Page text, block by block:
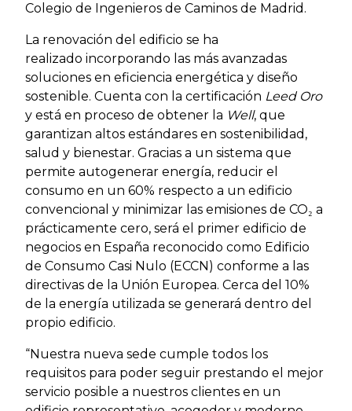
Colegio de Ingenieros de Caminos de Madrid.
La renovación del edificio se ha
realizado incorporando las más avanzadas
soluciones en eficiencia energética y diseño
sostenible. Cuenta con la certificación Leed Oro
y está en proceso de obtener la Well, que
garantizan altos estándares en sostenibilidad,
salud y bienestar. Gracias a un sistema que
permite autogenerar energía, reducir el
consumo en un 60% respecto a un edificio
convencional y minimizar las emisiones de CO₂ a
prácticamente cero, será el primer edificio de
negocios en España reconocido como Edificio
de Consumo Casi Nulo (ECCN) conforme a las
directivas de la Unión Europea. Cerca del 10%
de la energía utilizada se generará dentro del
propio edificio.
“Nuestra nueva sede cumple todos los
requisitos para poder seguir prestando el mejor
servicio posible a nuestros clientes en un